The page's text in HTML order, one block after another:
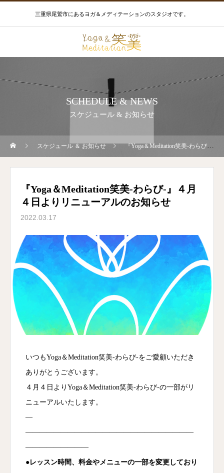
三重県尾鷲市にあるヨガ＆メディテーションのスタジオです。
SCHEDULE & NEWS
スケジュール & お知らせ
スケジュール ＆ お知らせ 『Yoga＆Meditation笑美‐わらび‐』４月４日よりリニューアルのお知らせ
『Yoga＆Meditation笑美‐わらび‐』４月
４日よりリニューアルのお知らせ
2022.03.17
いつもYoga＆Meditation笑美‐わらび‐をご愛顧いただき
ありがとうございます。
４月４日よりYoga＆Meditation笑美‐わらび‐の一部がリ
ニューアルいたします。
—
――――――――――――――――――――――――
―――――――――
●レッスン時間、料金やメニューの一部を変更しており